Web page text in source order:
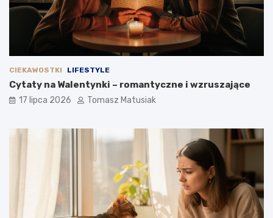
CIEKAWOSTKI LIFESTYLE
Cytaty na Walentynki – romantyczne i wzruszające
17 lipca 2026 Tomasz Matusiak